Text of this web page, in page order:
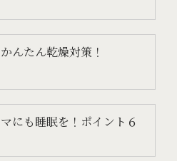
んたん乾燥対策！
にも睡眠を！ポイント６